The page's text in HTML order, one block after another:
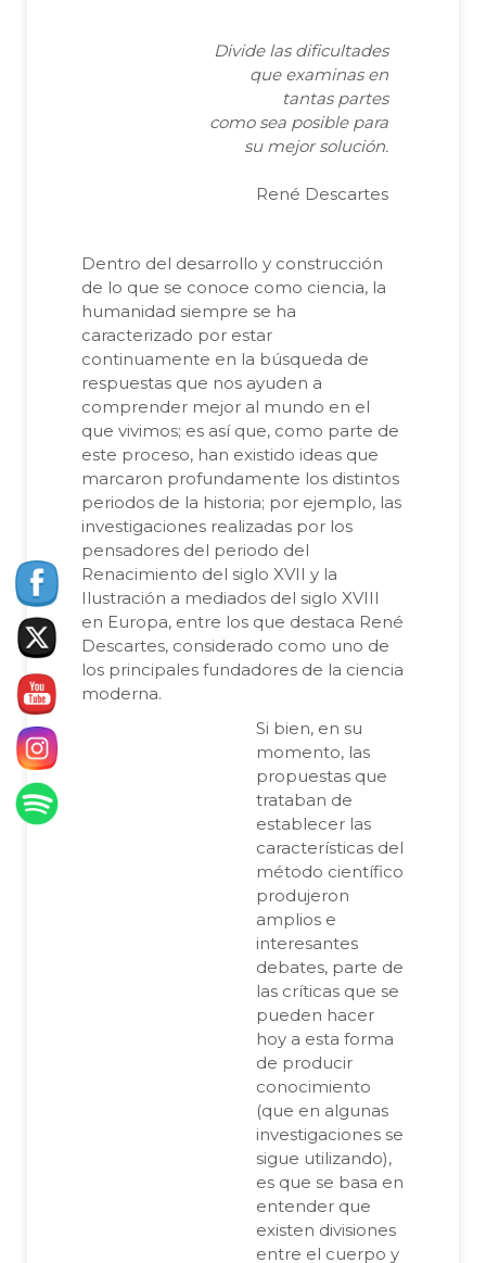
Divide las dificultades
que examinas en
tantas partes
como sea posible para
su mejor solución.
René Descartes
Dentro del desarrollo y construcción
de lo que se conoce como ciencia, la
humanidad siempre se ha
caracterizado por estar
continuamente en la búsqueda de
respuestas que nos ayuden a
comprender mejor al mundo en el
que vivimos; es así que, como parte de
este proceso, han existido ideas que
marcaron profundamente los distintos
periodos de la historia; por ejemplo, las
investigaciones realizadas por los
pensadores del periodo del
Renacimiento del siglo XVII y la
Ilustración a mediados del siglo XVIII
en Europa, entre los que destaca René
Descartes, considerado como uno de
los principales fundadores de la ciencia
moderna.
Si bien, en su
momento, las
propuestas que
trataban de
establecer las
características del
método científico
produjeron
amplios e
interesantes
debates, parte de
las críticas que se
pueden hacer
hoy a esta forma
de producir
conocimiento
(que en algunas
investigaciones se
sigue utilizando),
es que se basa en
entender que
existen divisiones
entre el cuerpo y